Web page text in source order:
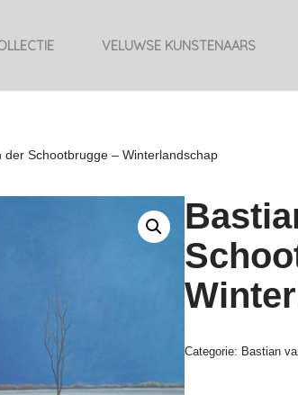
VELUWSE KUNSTENAARS
der Schootbrugge – Winterlandschap
Categorie: Bastian